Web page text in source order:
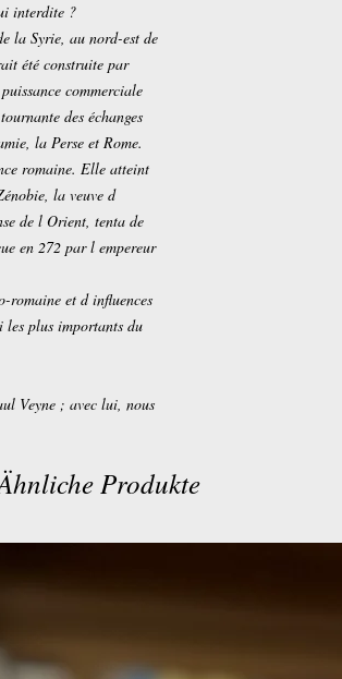
interdite ?
la Syrie, au nord-est de
été construite par
commerciale
des échanges
la Perse et Rome.
romaine. Elle atteint
la veuve d
de l Orient, tenta de
en 272 par l empereur
romaine et d influences
les plus importants du
Veyne ; avec lui, nous
Produkte